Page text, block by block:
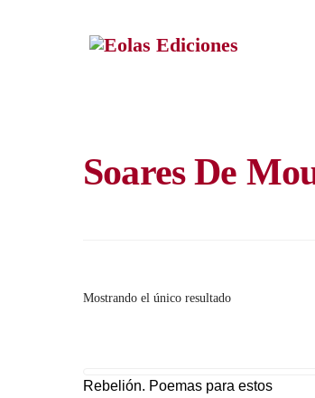
Soares De
Mostrando el único resultado
Rebelión. Poemas para estos